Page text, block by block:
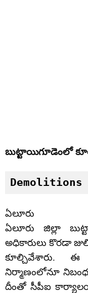
బుట్టాయిగూడెంలో
Demolitions
ఏలూరు
ఏలూరు జిల్లా
అధికారులు కొరడా
కూల్చివేశారు.
నిర్మాణంలోనూ
దీంతో సీపీఐ